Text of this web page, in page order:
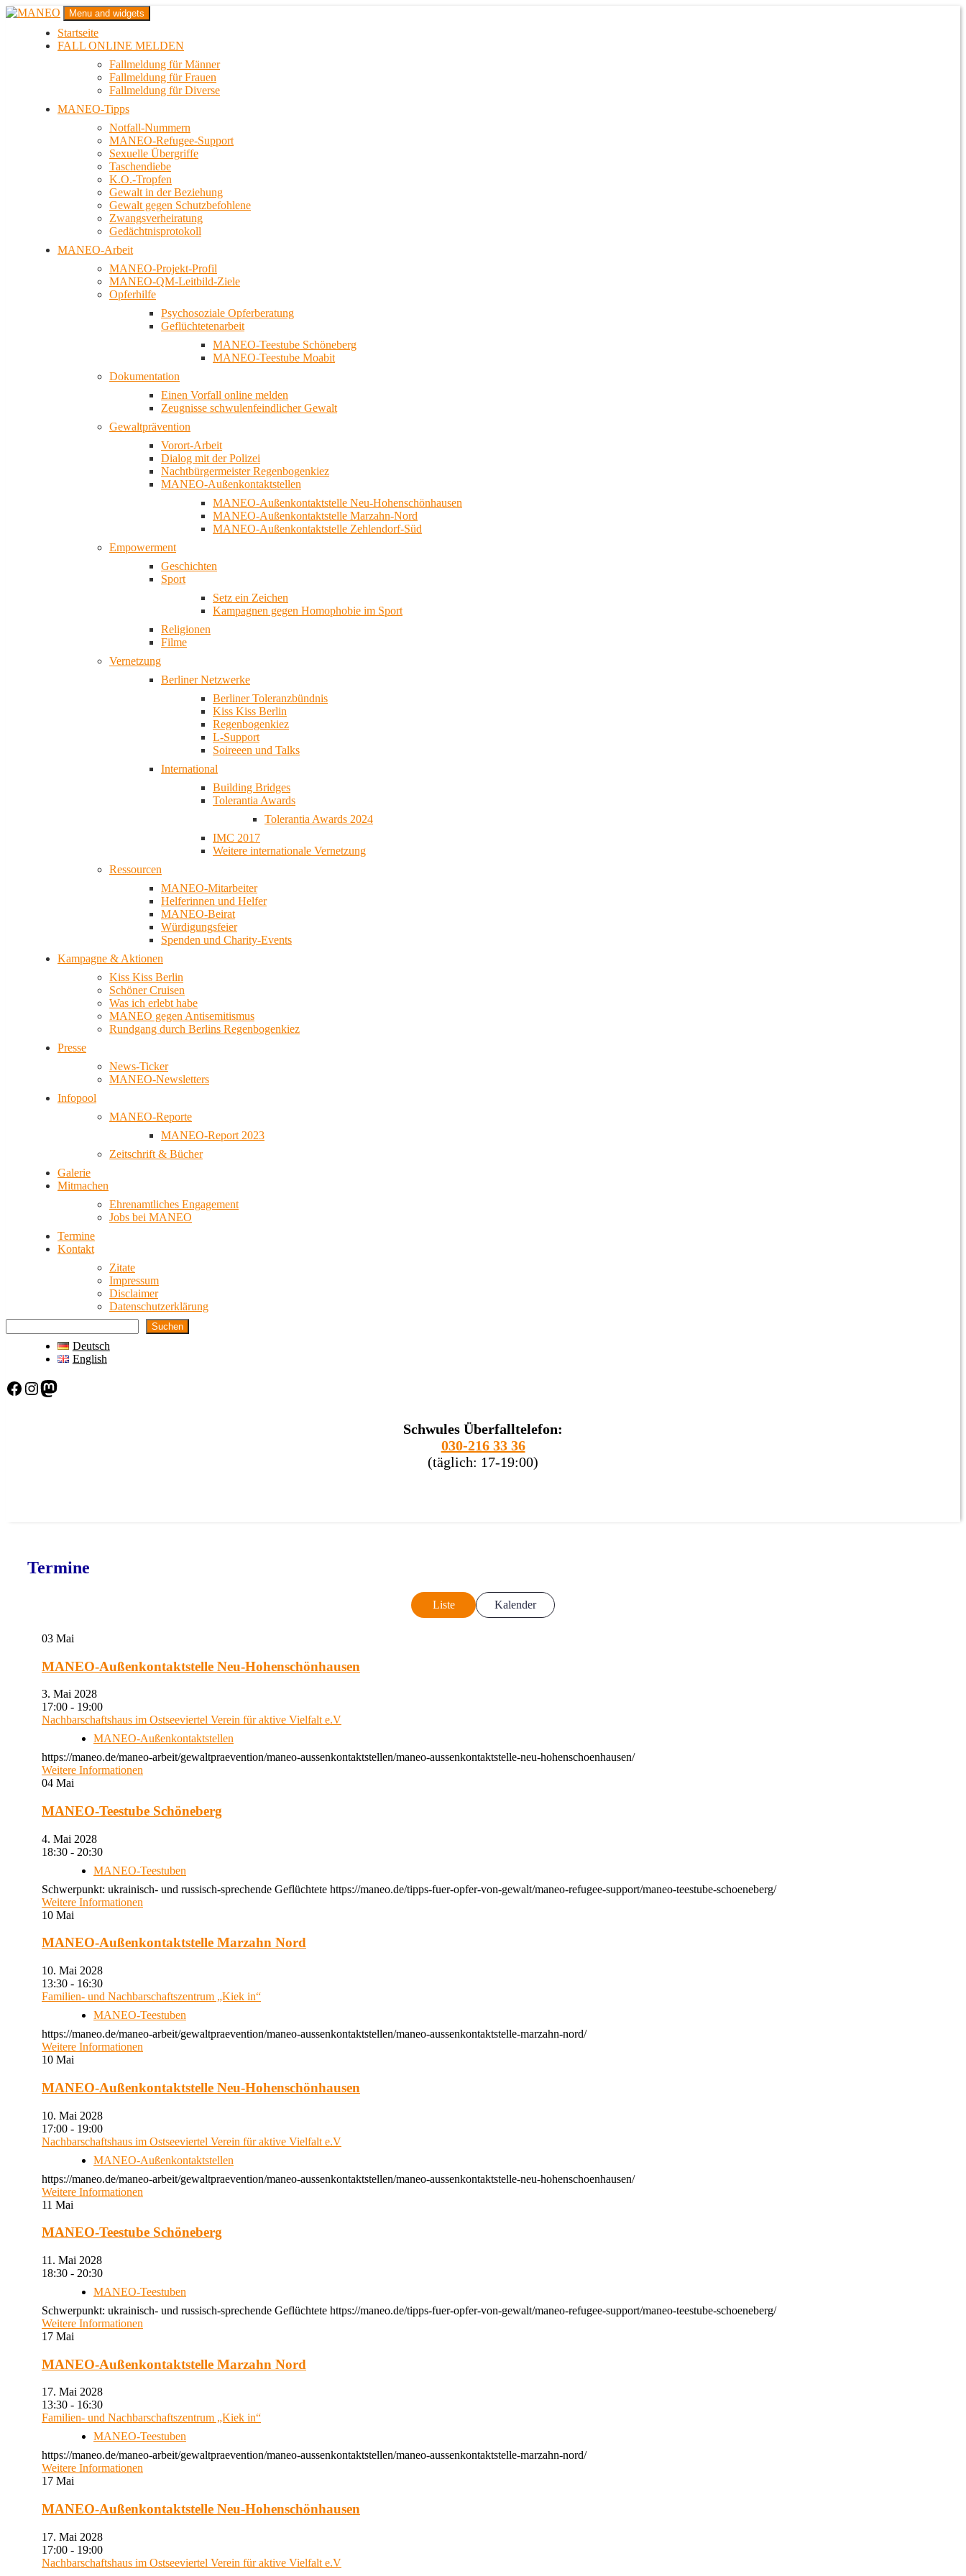
Zum
MANEO
Das schwule Anti-Gewalt-Projekt in Berlin
Menu and widgets
Startseite
FALL ONLINE MELDEN
Fallmeldung für Männer
Fallmeldung für Frauen
Fallmeldung für Diverse
MANEO-Tipps
Notfall-Nummern
MANEO-Refugee-Support
Sexuelle Übergriffe
Taschendiebe
K.O.-Tropfen
Gewalt in der Beziehung
Gewalt gegen Schutzbefohlene
Zwangsverheiratung
Gedächtnisprotokoll
MANEO-Arbeit
MANEO-Projekt-Profil
MANEO-QM-Leitbild-Ziele
Opferhilfe
Psychosoziale Opferberatung
Geflüchtetenarbeit
MANEO-Teestube Schöneberg
MANEO-Teestube Moabit
Dokumentation
Einen Vorfall online melden
Zeugnisse schwulenfeindlicher Gewalt
Gewaltprävention
Vorort-Arbeit
Dialog mit der Polizei
Nachtbürgermeister Regenbogenkiez
MANEO-Außenkontaktstellen
MANEO-Außenkontaktstelle Neu-Hohenschönhausen
MANEO-Außenkontaktstelle Marzahn-Nord
MANEO-Außenkontaktstelle Zehlendorf-Süd
Empowerment
Geschichten
Sport
Setz ein Zeichen
Kampagnen gegen Homophobie im Sport
Religionen
Filme
Vernetzung
Berliner Netzwerke
Berliner Toleranzbündnis
Kiss Kiss Berlin
Regenbogenkiez
L-Support
Soireeen und Talks
International
Building Bridges
Tolerantia Awards
Tolerantia Awards 2024
IMC 2017
Weitere internationale Vernetzung
Ressourcen
MANEO-Mitarbeiter
Helferinnen und Helfer
MANEO-Beirat
Würdigungsfeier
Spenden und Charity-Events
Kampagne & Aktionen
Kiss Kiss Berlin
Schöner Cruisen
Was ich erlebt habe
MANEO gegen Antisemitismus
Rundgang durch Berlins Regenbogenkiez
Presse
News-Ticker
MANEO-Newsletters
Infopool
MANEO-Reporte
MANEO-Report 2023
Zeitschrift & Bücher
Galerie
Mitmachen
Ehrenamtliches Engagement
Jobs bei MANEO
Termine
Kontakt
Zitate
Impressum
Disclaimer
Datenschutzerklärung
Suchen
Deutsch
English
Facebook Instagram Mastodon
Schwules Überfalltelefon:
030-216 33 36
(täglich: 17-19:00)
Termine
Liste Kalender
03 Mai
MANEO-Außenkontaktstelle Neu-Hohenschönhausen
3. Mai 2028
17:00 - 19:00
Nachbarschaftshaus im Ostseeviertel Verein für aktive Vielfalt e.V
MANEO-Außenkontaktstellen
https://maneo.de/maneo-arbeit/gewaltpraevention/maneo-aussenkontaktstellen/maneo-aussenkontaktstelle-neu-hohenschoenhausen/
Weitere Informationen
04 Mai
MANEO-Teestube Schöneberg
4. Mai 2028
18:30 - 20:30
MANEO-Teestuben
Schwerpunkt: ukrainisch- und russisch-sprechende Geflüchtete https://maneo.de/tipps-fuer-opfer-von-gewalt/maneo-refugee-support/maneo-teestube-schoeneberg/
Weitere Informationen
10 Mai
MANEO-Außenkontaktstelle Marzahn Nord
10. Mai 2028
13:30 - 16:30
Familien- und Nachbarschaftszentrum „Kiek in“
MANEO-Teestuben
https://maneo.de/maneo-arbeit/gewaltpraevention/maneo-aussenkontaktstellen/maneo-aussenkontaktstelle-marzahn-nord/
Weitere Informationen
10 Mai
MANEO-Außenkontaktstelle Neu-Hohenschönhausen
10. Mai 2028
17:00 - 19:00
Nachbarschaftshaus im Ostseeviertel Verein für aktive Vielfalt e.V
MANEO-Außenkontaktstellen
https://maneo.de/maneo-arbeit/gewaltpraevention/maneo-aussenkontaktstellen/maneo-aussenkontaktstelle-neu-hohenschoenhausen/
Weitere Informationen
11 Mai
MANEO-Teestube Schöneberg
11. Mai 2028
18:30 - 20:30
MANEO-Teestuben
Schwerpunkt: ukrainisch- und russisch-sprechende Geflüchtete https://maneo.de/tipps-fuer-opfer-von-gewalt/maneo-refugee-support/maneo-teestube-schoeneberg/
Weitere Informationen
17 Mai
MANEO-Außenkontaktstelle Marzahn Nord
17. Mai 2028
13:30 - 16:30
Familien- und Nachbarschaftszentrum „Kiek in“
MANEO-Teestuben
https://maneo.de/maneo-arbeit/gewaltpraevention/maneo-aussenkontaktstellen/maneo-aussenkontaktstelle-marzahn-nord/
Weitere Informationen
17 Mai
MANEO-Außenkontaktstelle Neu-Hohenschönhausen
17. Mai 2028
17:00 - 19:00
Nachbarschaftshaus im Ostseeviertel Verein für aktive Vielfalt e.V